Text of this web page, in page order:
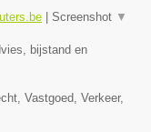
Screenshot ▼
bijstand en
Vastgoed, Verkeer,